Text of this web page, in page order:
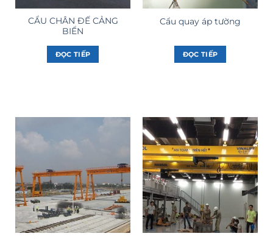
CẨU CHÂN ĐẾ CẢNG
BIỂN
ĐỌC TIẾP
Cẩu quay áp tường
ĐỌC TIẾP